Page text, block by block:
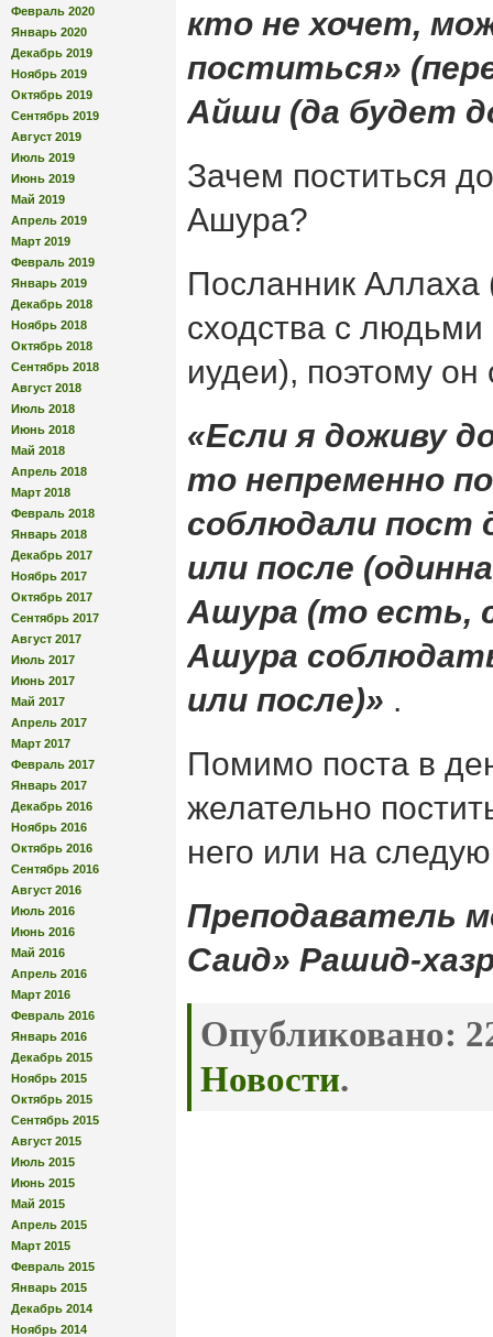
Февраль 2020
Январь 2020
Декабрь 2019
Ноябрь 2019
Октябрь 2019
Сентябрь 2019
Август 2019
Июль 2019
Июнь 2019
Май 2019
Апрель 2019
Март 2019
Февраль 2019
Январь 2019
Декабрь 2018
Ноябрь 2018
Октябрь 2018
Сентябрь 2018
Август 2018
Июль 2018
Июнь 2018
Май 2018
Апрель 2018
Март 2018
Февраль 2018
Январь 2018
Декабрь 2017
Ноябрь 2017
Октябрь 2017
Сентябрь 2017
Август 2017
Июль 2017
Июнь 2017
Май 2017
Апрель 2017
Март 2017
Февраль 2017
Январь 2017
Декабрь 2016
Ноябрь 2016
Октябрь 2016
Сентябрь 2016
Август 2016
Июль 2016
Июнь 2016
Май 2016
Апрель 2016
Март 2016
Февраль 2016
Январь 2016
Декабрь 2015
Ноябрь 2015
Октябрь 2015
Сентябрь 2015
Август 2015
Июль 2015
Июнь 2015
Май 2015
Апрель 2015
Март 2015
Февраль 2015
Январь 2015
Декабрь 2014
Ноябрь 2014
кто не хочет,
поститься»
Айши (да будет
Зачем поститься
Ашура?
Посланник Аллаха
сходства с людьми
иудеи), поэтому он
«Если я доживу
то непременно
соблюдали пост
или после
Ашура (то есть,
Ашура
или после)» .
Помимо поста в
желательно
него или на
Преподаватель
Саид» Рашид-
Опубликовано:
Новости.